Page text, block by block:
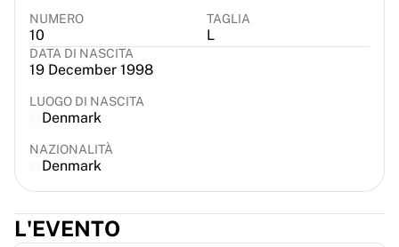
EF Education
Team Jayco AlUla
Visualizza tutto il ciclismo
France Rugby
Bath Rugby
ASM Clermont Auvergne
Harlequins
Visualizza tutto il rugby
Cricket
NUMERO
10
TAGLIA
L
DATA DI NASCITA
19 December 1998
LUOGO DI NASCITA
Denmark
NAZIONALITÀ
Denmark
L'EVENTO